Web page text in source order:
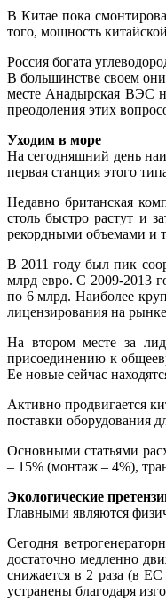
В Китае пока
того, мощность
Россия богата
В большинстве своем
месте Анадырская ВЭС
преодоления этих
Уходим в море
На сегодняшний день
первая станция этого
Недавно британская
столь быстро растут и
рекордными объемами и
В 2011 году был пик
млрд евро. С 2009-2013
по 6 млрд. Наиболее
лицензирования на
На втором месте за
присоединению к
Ее новые сейчас
Активно продвигается
поставки оборудования
Основными статьями
– 15% (монтаж – 4%),
Экологические
Главными являются
Сегодня
достаточно медленно
снижается в 2 раза (в
устранены благодаря